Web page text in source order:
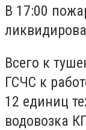
В 17:00
Всего к
ГСЧС к
12 единиц
водовозка